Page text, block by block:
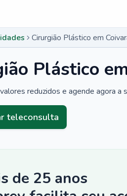
Cirurgião Plástico em
Plástico
reduzidos e agende agora a
teleconsulta
de 25 anos